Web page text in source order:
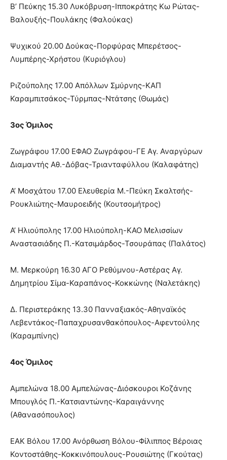
Β’ Πεύκης 15.30 Λυκόβρυση-Ιπποκράτης Κω Ρώτας-
Βαλουξής-Πουλάκης (Φαλούκας)
Ψυχικού 20.00 Δούκας-Πορφύρας Μπερέτσος-
Λυμπέρης-Χρήστου (Κυριόγλου)
Ριζούπολης 17.00 Απόλλων Σμύρνης-ΚΑΠ
Καραμπιτσάκος-Τύρμπας-Ντάτσης (Θωμάς)
3ος Όμιλος
Ζωγράφου 17.00 ΕΦΑΟ Ζωγράφου-ΓΕ Αγ. Αναργύρων
Διαμαντής Αθ.-Δόβας-Τριανταφύλλου (Καλαφάτης)
Α’ Μοσχάτου 17.00 Ελευθερία Μ.-Πεύκη Σκαλτσής-
Ρουκλιώτης-Μαυροειδής (Κουτσομήτρος)
Α’ Ηλιούπολης 17.00 Ηλιούπολη-ΚΑΟ Μελισσίων
Αναστασιάδης Π.-Κατσιμάρδος-Τσουράπας (Παλάτος)
Μ. Μερκούρη 16.30 ΑΓΟ Ρεθύμνου-Αστέρας Αγ.
Δημητρίου Σίμα-Καραπάνος-Κοκκώνης (Ναλετάκης)
Δ. Περιστεράκης 13.30 Πανναξιακός-Αθηναϊκός
Λεβεντάκος-Παπαχρυσανθακόπουλος-Αφεντούλης
(Καραμπίνης)
4ος Όμιλος
Αμπελώνα 18.00 Αμπελώνας-Διόσκουροι Κοζάνης
Μπουγλός Π.-Κατσιαντώνης-Καραιγάννης
(Αθανασόπουλος)
ΕΑΚ Βόλου 17.00 Ανόρθωση Βόλου-Φίλιππος Βέροιας
Κοντοστάθης-Κοκκινόπουλους-Ρουσιώτης (Γκούτας)